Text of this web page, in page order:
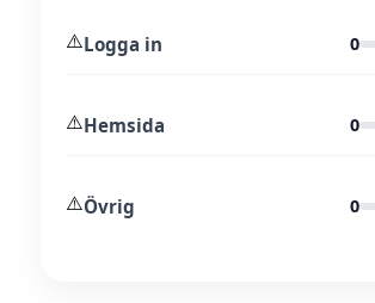
⚠️Logga in 0
⚠️Hemsida 0
⚠️Övrig 0